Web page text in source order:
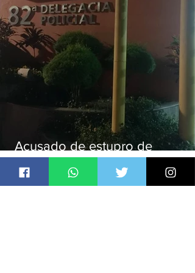
Acusado de estupro de
vulnerável é preso em Maricá